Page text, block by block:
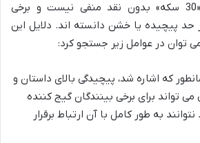
با وجود تحسین ها، «30 سکه» بدون نقد منفی نیست و برخی
حد پیچیده یا خشن دانسته اند. دلایل این
توان در عوامل زیر جستجو کرد:
که اشاره شد، پیچیدگی بالای داستان و
تواند برای برخی بینندگان گیج کننده
به طور کامل با آن ارتباط برقرار